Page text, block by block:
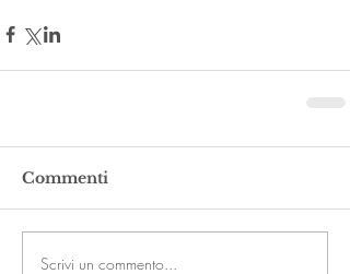
Commenti
Scrivi un commento...